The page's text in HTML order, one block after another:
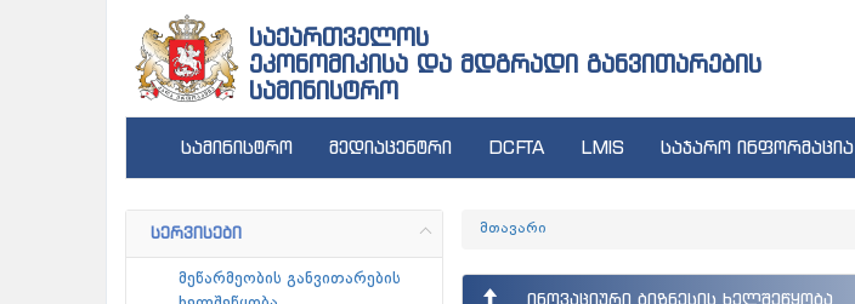
საქართველოს
ეკონომიკისა და მდგრადი განვითარების
სამინისტრო
სამინისტრო მედიაცენტრი DCFTA LMIS საჯარო ინფორმაცია
სერვისები
მეწარმეობის განვითარების
მთავარი
ინოვაციური ბიზნესის ხელშეწყობა